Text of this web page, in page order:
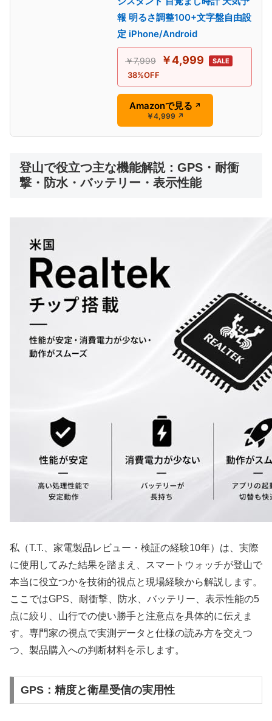
報 明るさ調整100+文字盤自由設
定 iPhone/Android
￥7,999 ￥4,999 SALE
38%OFF
Amazonで見る ↗
￥4,999 ↗
登山で役立つ主な機能解説：GPS・耐衝
撃・防水・バッテリー・表示性能
私（T.T.、家電製品レビュー・検証の経験10年）は、実際
に使用してみた結果を踏まえ、スマートウォッチが登山で
本当に役立つかを技術的視点と現場経験から解説します。
ここではGPS、耐衝撃、防水、バッテリー、表示性能の5
点に絞り、山行での使い勝手と注意点を具体的に伝えま
す。専門家の視点で実測データと仕様の読み方を交えつ
つ、製品購入への判断材料を示します。
GPS：精度と衛星受信の実用性